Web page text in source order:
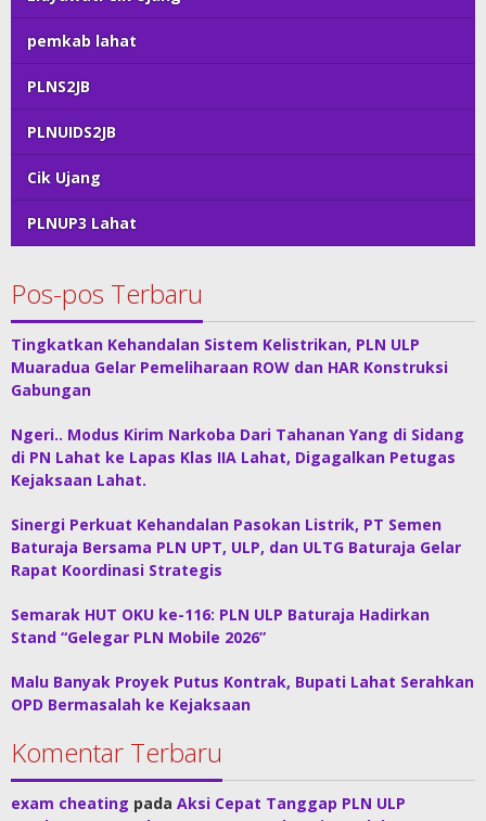
pemkab lahat
PLNS2JB
PLNUIDS2JB
Cik Ujang
PLNUP3 Lahat
Pos-pos Terbaru
Tingkatkan Kehandalan Sistem Kelistrikan, PLN ULP
Muaradua Gelar Pemeliharaan ROW dan HAR Konstruksi
Gabungan
Ngeri.. Modus Kirim Narkoba Dari Tahanan Yang di Sidang
di PN Lahat ke Lapas Klas IIA Lahat, Digagalkan Petugas
Kejaksaan Lahat.
Sinergi Perkuat Kehandalan Pasokan Listrik, PT Semen
Baturaja Bersama PLN UPT, ULP, dan ULTG Baturaja Gelar
Rapat Koordinasi Strategis
Semarak HUT OKU ke-116: PLN ULP Baturaja Hadirkan
Stand “Gelegar PLN Mobile 2026”
Malu Banyak Proyek Putus Kontrak, Bupati Lahat Serahkan
OPD Bermasalah ke Kejaksaan
Komentar Terbaru
exam cheating pada Aksi Cepat Tanggap PLN ULP